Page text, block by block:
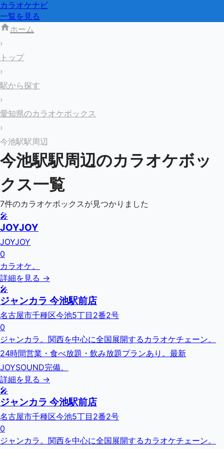
カラオケナビ
一覧を見る
ホーム
›
トップ
›
駅から探す
›
愛知県のカラオケボックス
›
今池駅駅周辺
今池駅駅周辺のカラオケボッ
クス一覧
7件のカラオケボックスが見つかりました
🎤
JOYJOY
JOYJOY
0
カラオケ。
詳細を見る →
🎤
ジャンカラ 今池駅前店
名古屋市千種区今池5丁目2番2号
0
ジャンカラ。関西を中心に全国展開するカラオケチェーン。
24時間営業・食べ放題・飲み放題プランあり。最新
JOYSOUND完備。
詳細を見る →
🎤
ジャンカラ 今池駅前店
名古屋市千種区今池5丁目2番2号
0
ジャンカラ。関西を中心に全国展開するカラオケチェーン。